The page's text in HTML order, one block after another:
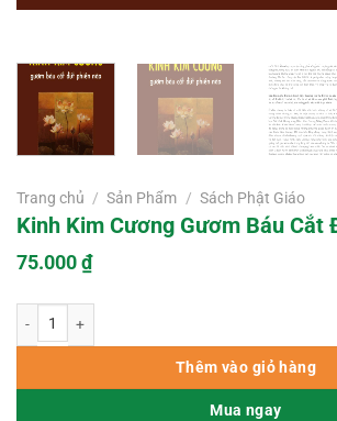
Trang chủ / Sản Phẩm / Sách Phật Giáo
Kinh Kim Cương Gươm Báu Cắt
75.000₫
Thêm vào giỏ hàng
Mua ngay